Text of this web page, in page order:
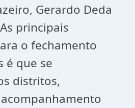
Gerardo Deda
principais
o fechamento
é que se
distritos,